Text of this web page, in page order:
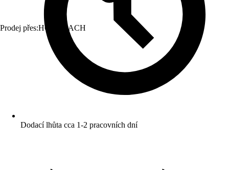
Prodej přes:HORNBACH
Dodací lhůta cca 1-2 pracovních dní